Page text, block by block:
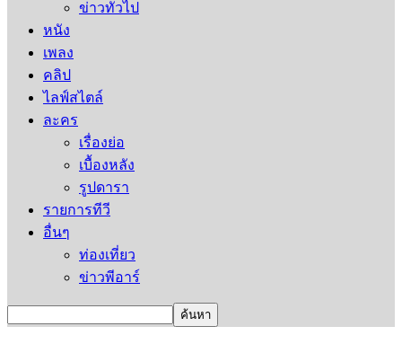
ข่าวทั่วไป
หนัง
เพลง
คลิป
ไลฟ์สไตล์
ละคร
เรื่องย่อ
เบื้องหลัง
รูปดารา
รายการทีวี
อื่นๆ
ท่องเที่ยว
ข่าวพีอาร์